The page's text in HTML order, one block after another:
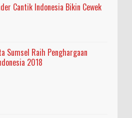
Cantik Indonesia Bikin Cewek
Sumsel Raih Penghargaan
2018